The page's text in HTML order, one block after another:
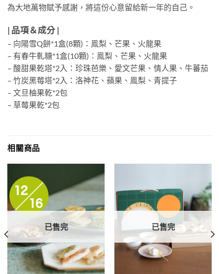
為大地萬物賦予感謝，將這份心意留給新一年的自己。
| 品項＆成分 |
– 向陽雪Q餅*1盒(8顆) ：鳯梨、芒果、火龍果
– 有春牛軋糖*1盒(10顆) ：鳯梨、芒果、火龍果
– 酸甜果乾塔*2入：珍珠芭樂、愛文芒果、情人果、牛蕃茄
– 竹炭黑莓塔*2入：洛神花、蘋果、鳯梨、青提子
– 文旦柚果乾*2包
– 草莓果乾*2包
相關商品
已售完 已售完